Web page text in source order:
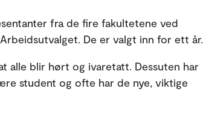
fra de fire fakultetene ved
De er valgt inn for ett år.
alle blir hørt og ivaretatt. Dessuten har
student og ofte har de nye, viktige